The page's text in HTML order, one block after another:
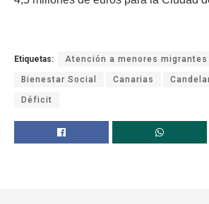
Etiquetas: Atención a menores migrantes
Bienestar Social Canarias
Déficit